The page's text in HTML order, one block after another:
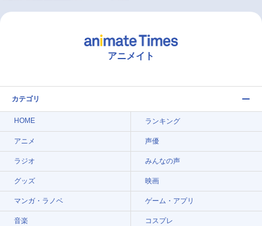
アニメイト
カテゴリ
HOME ランキング
アニメ 声優
ラジオ みんなの声
グッズ 映画
マンガ・ラノベ ゲーム・アプリ
音楽 コスプレ